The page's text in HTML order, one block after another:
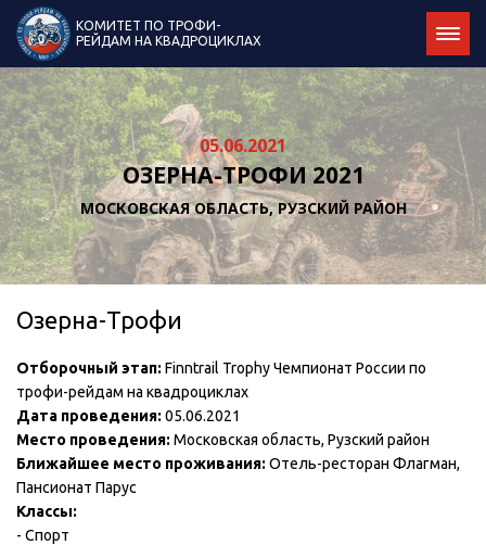
КОМИТЕТ ПО ТРОФИ-
РЕЙДАМ НА КВАДРОЦИКЛАХ
05.06.2021
ОЗЕРНА-ТРОФИ 2021
МОСКОВСКАЯ ОБЛАСТЬ, РУЗСКИЙ РАЙОН
Озерна-Трофи
Отборочный этап: Finntrail Trophy Чемпионат России по
трофи-рейдам на квадроциклах
Дата проведения: 05.06.2021
Место проведения: Московская область, Рузский район
Ближайшее место проживания: Отель-ресторан Флагман,
Пансионат Парус
Классы:
- Спорт